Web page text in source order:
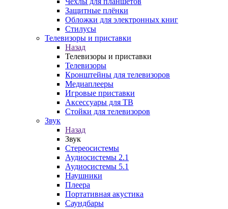
Защитные плёнки
Обложки для электронных книг
Стилусы
Телевизоры и приставки
Назад
Телевизоры и приставки
Телевизоры
Кронштейны для телевизоров
Медиаплееры
Игровые приставки
Аксессуары для ТВ
Стойки для телевизоров
Звук
Назад
Звук
Стереосистемы
Аудиосистемы 2.1
Аудиосистемы 5.1
Наушники
Плеера
Портативная акустика
Саундбары